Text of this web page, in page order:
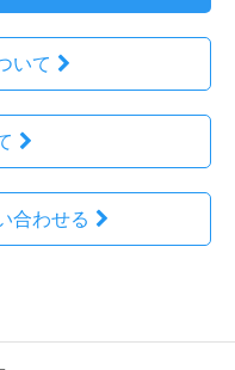
いて
合わせる